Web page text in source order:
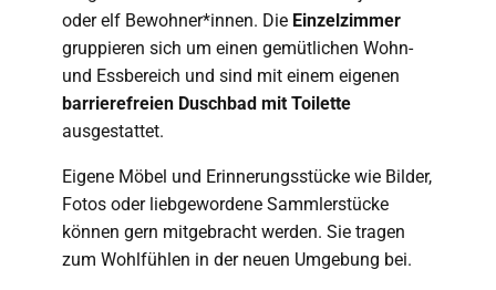
oder elf Bewohner*innen. Die Einzelzimmer
gruppieren sich um einen gemütlichen Wohn-
und Essbereich und sind mit einem eigenen
barrierefreien Duschbad mit Toilette
ausgestattet.
Eigene Möbel und Erinnerungsstücke wie Bilder,
Fotos oder liebgewordene Sammlerstücke
können gern mitgebracht werden. Sie tragen
zum Wohlfühlen in der neuen Umgebung bei.